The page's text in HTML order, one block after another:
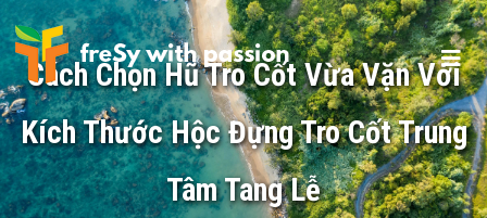
Cách Chọn Hũ Tro Cốt Vừa Vặn Với
Kích Thước Hộc Đựng Tro Cốt Trung
Tâm Tang Lễ